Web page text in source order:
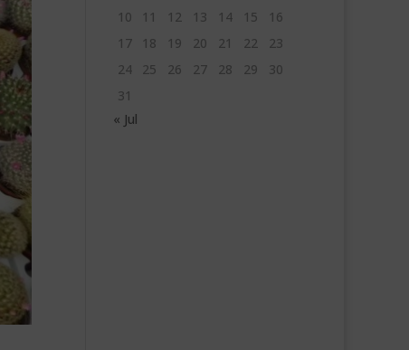
10
11 12 13 14 15
16
17
18 19 20 21 22
23
24
25 26 27 28 29
30
31
« Jul